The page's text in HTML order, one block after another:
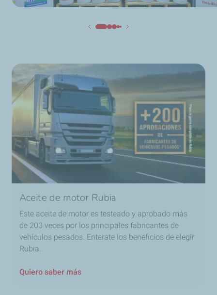
Aceite de motor Rubia
Este aceite de motor es testeado y aprobado más
de 200 veces por los principales fabricantes de
vehículos pesados. Enterate los beneficios de elegir
Rubia.
Quiero saber más